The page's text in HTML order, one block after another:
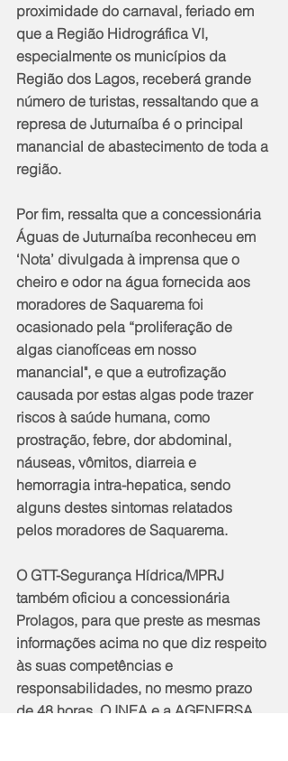
proximidade do carnaval, feriado em
que a Região Hidrográfica VI,
especialmente os municípios da
Região dos Lagos, receberá grande
número de turistas, ressaltando que a
represa de Juturnaíba é o principal
manancial de abastecimento de toda a
região.
Por fim, ressalta que a concessionária
Águas de Juturnaíba reconheceu em
‘Nota’ divulgada à imprensa que o
cheiro e odor na água fornecida aos
moradores de Saquarema foi
ocasionado pela “proliferação de
algas cianofíceas em nosso
manancial", e que a eutrofização
causada por estas algas pode trazer
riscos à saúde humana, como
prostração, febre, dor abdominal,
náuseas, vômitos, diarreia e
hemorragia intra-hepatica, sendo
alguns destes sintomas relatados
pelos moradores de Saquarema.
O GTT-Segurança Hídrica/MPRJ
também oficiou a concessionária
Prolagos, para que preste as mesmas
informações acima no que diz respeito
às suas competências e
responsabilidades, no mesmo prazo
de 48 horas. O INEA e a AGENERSA